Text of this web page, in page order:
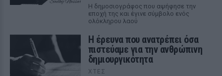
Η δημοσιογράφος που αψήφησε την
εποχή της και έγινε σύμβολο ενός
ολόκληρου λαού
Η έρευνα που ανατρέπει όσα
πιστεύαμε για την ανθρώπινη
δημιουργικότητα
ΧΤΕΣ